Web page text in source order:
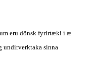
eru dönsk fyrirtæki í æ
undirverktaka sinna